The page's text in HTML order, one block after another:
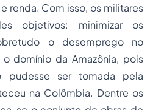
renda. Com isso, os militares
objetivos: minimizar os
o desemprego no
domínio da Amazônia, pois
pudesse ser tomada pela
na Colômbia. Dentre os